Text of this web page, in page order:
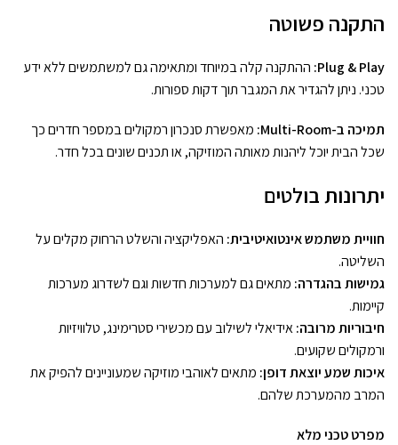
התקנה פשוטה
Plug & Play: ההתקנה קלה במיוחד ומתאימה גם למשתמשים ללא ידע
טכני. ניתן להגדיר את המגבר תוך דקות ספורות.
תמיכה ב-Multi-Room:
מאפשרת סנכרון רמקולים במספר חדרים כך
שכל הבית יוכל ליהנות מאותה המוזיקה, או תכנים שונים בכל חדר.
יתרונות בולטים
חוויית משתמש אינטואיטיבית: האפליקציה והשלט הרחוק מקלים על
השליטה.
גמישות בהגדרה: מתאים גם למערכות חדשות וגם לשדרוג מערכות
קיימות.
חיבוריות מרובה:אידיאלי לשילוב עם מכשירי סטרימינג, טלוויזיות
ורמקולים שקועים.
איכות שמע יוצאת דופן: מתאים לאוהבי מוזיקה שמעוניינים להפיק את
המרב מהמערכת שלהם.
מפרט טכני מלא